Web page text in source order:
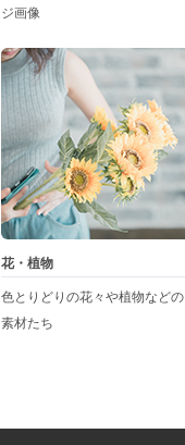
ジ画像
花・植物
色とりどりの花々や植物などの
素材たち